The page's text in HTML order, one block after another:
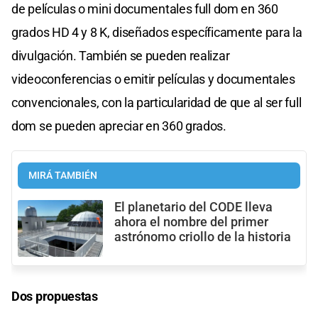
de películas o mini documentales full dom en 360
grados HD 4 y 8 K, diseñados específicamente para la
divulgación. También se pueden realizar
videoconferencias o emitir películas y documentales
convencionales, con la particularidad de que al ser full
dom se pueden apreciar en 360 grados.
MIRÁ TAMBIÉN
El planetario del CODE lleva
ahora el nombre del primer
astrónomo criollo de la historia
Dos propuestas